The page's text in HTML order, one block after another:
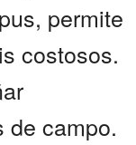
permite
costosos.
de campo.